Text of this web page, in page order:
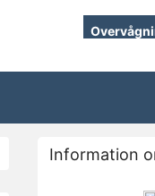
Information